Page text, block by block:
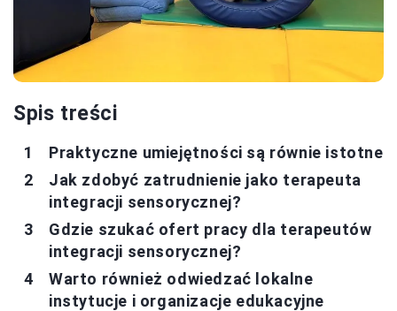
Spis treści
Praktyczne umiejętności są równie istotne
Jak zdobyć zatrudnienie jako terapeuta
integracji sensorycznej?
Gdzie szukać ofert pracy dla terapeutów
integracji sensorycznej?
Warto również odwiedzać lokalne
instytucje i organizacje edukacyjne